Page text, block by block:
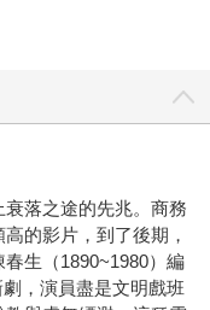
落之途的先兆。商務
的影片，到了後期，
生（1890~1980）編
，演員盡是文明戲班